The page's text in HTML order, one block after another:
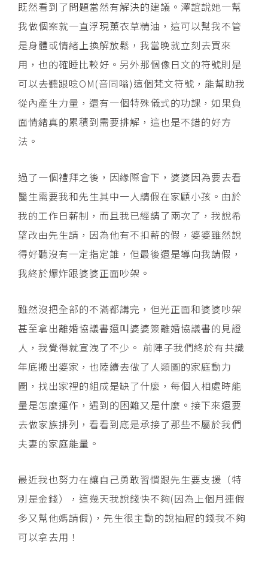
既然看到了問題當然有解決的建議。澤誼說她一幫
我做個案就一直浮現薰衣草精油，這可以幫我不管
是身體或情緒上換解放鬆，我當晚就立刻去買來
用，也的確睡比較好。另外那個像日文的符號則是
可以去聽跟唸OM(音同嗡)這個梵文符號，能幫助我
從內產生力量，還有一個特殊儀式的功課，如果負
面情緒真的累積到需要排解，這也是不錯的好方
法。
過了一個禮拜之後，因緣際會下，婆婆因為要去看
醫生需要我和先生其中一人請假在家顧小孩。由於
我的工作日薪制，而且我已經請了兩次了，我說希
望改由先生請，因為他有不扣薪的假，婆婆雖然說
得好聽沒有一定指定誰，但最後還是導向我請假，
我終於爆炸跟婆婆正面吵架。
雖然沒把全部的不滿都講完，但光正面和婆婆吵架
甚至拿出離婚協議書還叫婆婆簽離婚協議書的見證
人，我覺得就宣洩了不少。 前陣子我們終於有共識
年底搬出婆家，也陸續去做了人類圖的家庭動力
圖，找出家裡的組成是缺了什麼，每個人相處時能
量是怎麼運作，遇到的困難又是什麼。接下來還要
去做家族排列，看看到底是承接了那些不屬於我們
夫妻的家庭能量。
最近我也努力在讓自己勇敢習慣跟先生要支援（特
別是金錢），這幾天我說錢快不夠(因為上個月連假
多又幫他媽請假)，先生很主動的說抽屜的錢我不夠
可以拿去用！